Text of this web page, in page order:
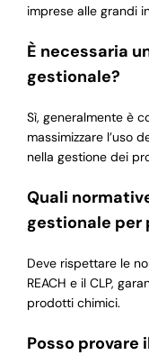
imprese alle grandi
È necessaria
gestionale?
Sì, generalmente è
massimizzare l’uso
nella gestione dei
Quali
gestionale
Deve rispettare le
REACH e il CLP,
prodotti chimici.
Posso provare